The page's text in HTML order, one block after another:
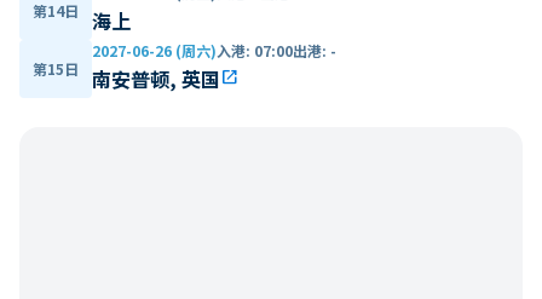
第14日 海上
第15日
2027-06-26 (周六)入港: 07:00出港: -
南安普顿, 英国open_in_new